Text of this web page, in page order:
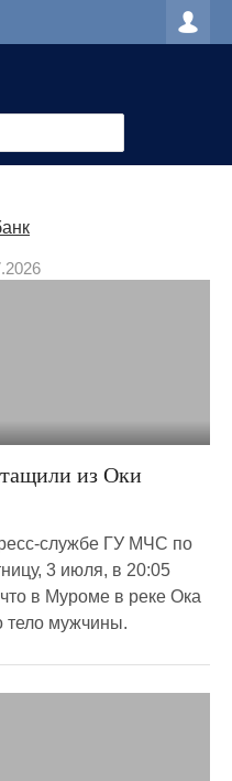
из Оки
службе ГУ МЧС по
3 июля, в 20:05
в Муроме в реке Ока
тело мужчины.